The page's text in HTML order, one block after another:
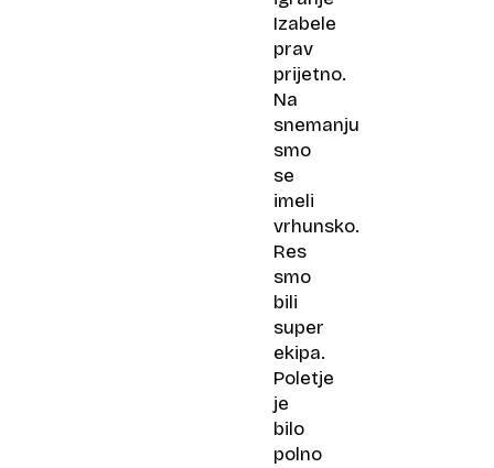
Izabele
prav
prijetno.
Na
snemanju
smo
se
imeli
vrhunsko.
Res
smo
bili
super
ekipa.
Poletje
je
bilo
polno